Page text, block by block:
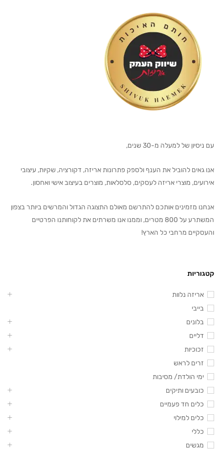
עם ניסיון של למעלה מ-30 שנים,
אנו גאים להוביל את הענף ולספק פתרונות אריזה, דקורציה, שקיות, עיצובי
אירועים, מוצרי אריזה לעסקים, סלסלאות, מוצרים בעיצוב אישי ואחסון.
אנחנו מזמינים אותכם להתרשם מאולם התצוגה הגדול והמרשים ביותר בצפון
המשתרע על 800 מטרים, וממנו אנו משרתים את לקוחותנו הפרטיים
והעסקיים מרחבי כל הארץ!
קטגוריות
אריזה נלוות
בייבי
בלונים
דליים
זכוכיות
זרים לראש
ימי הולדת/ מסיבות
כובעים ותיקים
כלים חד פעמיים
כלים למילוי
כללי
מגשים